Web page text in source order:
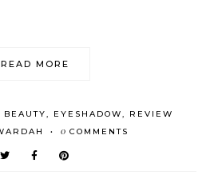
READ MORE
BEAUTY, EYESHADOW, REVIEW
• 0 COMMENTS